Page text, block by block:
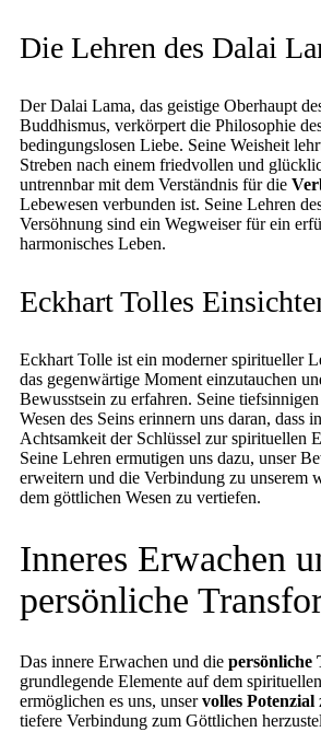
Die Lehren des Dalai
Der Dalai Lama, das geistige Oberhaupt
Buddhismus, verkörpert die Philosophie
bedingungslosen Liebe. Seine Weisheit
Streben nach einem friedvollen und
untrennbar mit dem Verständnis für die
Lebewesen verbunden ist. Seine Lehren
Versöhnung sind ein Wegweiser für ein
harmonisches Leben.
Eckhart Tolles
Eckhart Tolle ist ein moderner spiritueller
das gegenwärtige Moment einzutauchen
Bewusstsein zu erfahren. Seine
Wesen des Seins erinnern uns daran, dass
Achtsamkeit der Schlüssel zur spirituellen
Seine Lehren ermutigen uns dazu, unser
erweitern und die Verbindung zu unserem
dem göttlichen Wesen zu vertiefen.
Inneres Erwachen
persönliche
Das innere Erwachen und die persönliche
grundlegende Elemente auf dem
ermöglichen es uns, unservolles Potenzial
tiefere Verbindung zum Göttlichen